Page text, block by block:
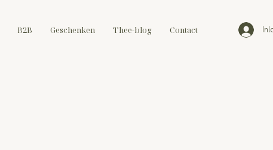
B2B Geschenken Thee-blog Contact